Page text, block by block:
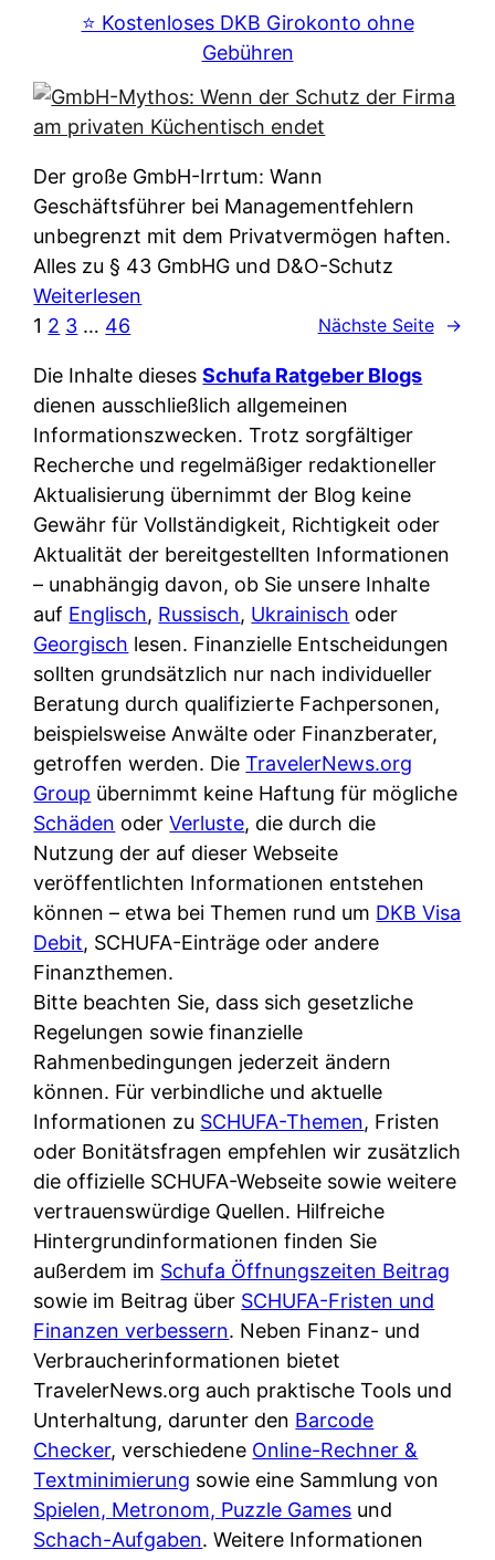
s
i
c
h
e
t
e
D
a
t
e
n
w
i
r
k
l
i
c
h
?
d
n
w
l
c
h
e
n
n
d
e
r
n
u
n
k
t
i
o
n
i
e
r
e
n
r
u
s
s
i
s
h
e
B
a
n
k
k
a
r
t
e
n
M
I
R
e
r
k
l
ä
u
e
r
A
p
p
&
O
n
l
i
n
e
:
W
a
s
i
s
t
w
i
r
k
l
i
c
h
k
o
s
t
e
n
l
o
s
u
n
d
w
⭐️ Kostenloses DKB Girokonto ohne
Gebühren
Der große GmbH-Irrtum: Wann
Geschäftsführer bei Managementfehlern
unbegrenzt mit dem Privatvermögen haften.
Alles zu § 43 GmbHG und D&O-Schutz
Weiterlesen
b
H
-
M
y
t
h
o
s
:
W
e
n
n
d
e
r
S
c
h
u
t
z
d
e
r
F
i
r
m
a
a
m
p
r
i
v
a
t
e
1 2 3 … 46 Nächste Seite →
Die Inhalte diesesSchufa Ratgeber Blogs
dienen ausschließlich allgemeinen
Informationszwecken. Trotz sorgfältiger
Recherche und regelmäßiger redaktioneller
Aktualisierung übernimmt der Blog keine
Gewähr für Vollständigkeit, Richtigkeit oder
Aktualität der bereitgestellten Informationen
– unabhängig davon, ob Sie unsere Inhalte
auf Englisch, Russisch, Ukrainisch oder
Georgisch lesen. Finanzielle Entscheidungen
sollten grundsätzlich nur nach individueller
Beratung durch qualifizierte Fachpersonen,
beispielsweise Anwälte oder Finanzberater,
getroffen werden. DieTravelerNews.org
Group übernimmt keine Haftung für mögliche
Schäden oderVerluste, die durch die
Nutzung der auf dieser Webseite
veröffentlichten Informationen entstehen
können – etwa bei Themen rund um DKB Visa
Debit, SCHUFA-Einträge oder andere
Finanzthemen.
Bitte beachten Sie, dass sich gesetzliche
Regelungen sowie finanzielle
Rahmenbedingungen jederzeit ändern
können. Für verbindliche und aktuelle
Informationen zu SCHUFA-Themen, Fristen
oder Bonitätsfragen empfehlen wir zusätzlich
die offizielle SCHUFA-Webseite sowie weitere
vertrauenswürdige Quellen. Hilfreiche
Hintergrundinformationen finden Sie
außerdem im Schufa Öffnungszeiten Beitrag
sowie im Beitrag über SCHUFA-Fristen und
Finanzen verbessern. Neben Finanz- und
Verbraucherinformationen bietet
TravelerNews.org auch praktische Tools und
Unterhaltung, darunter den Barcode
Checker, verschiedene Online-Rechner &
Textminimierung sowie eine Sammlung von
Spielen, Metronom, Puzzle Games und
Schach-Aufgaben. Weitere Informationen